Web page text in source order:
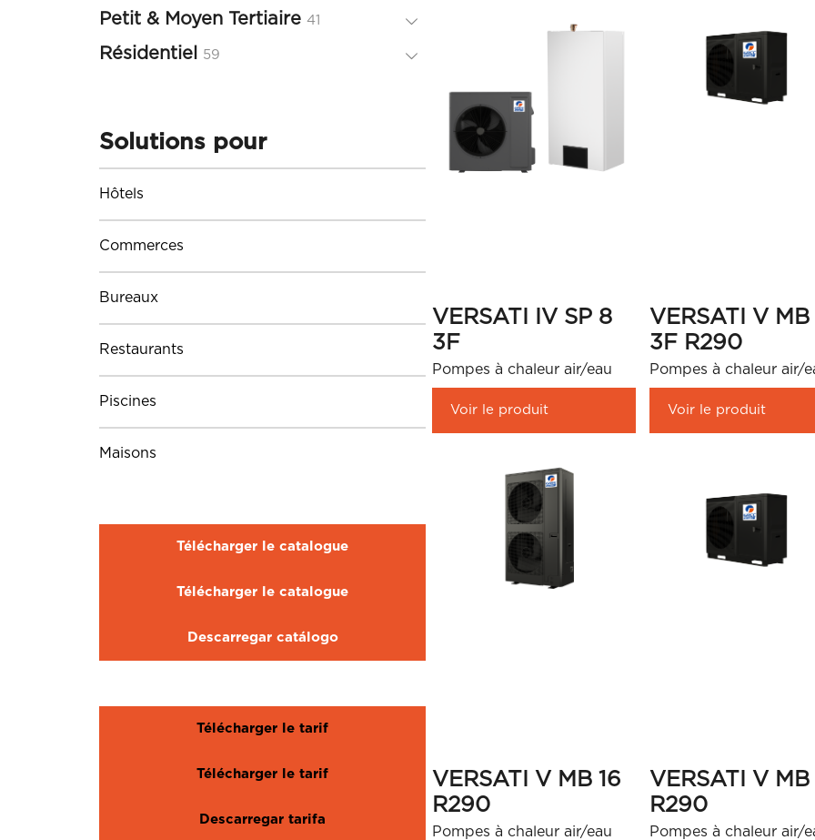
produits
Petit & Moyen Tertiaire 41
Résidentiel 59
Solutions pour
Hôtels
Commerces
Bureaux
Restaurants
Piscines
Maisons
Télécharger le catalogue
Télécharger le catalogue
Descarregar catálogo
Télécharger le tarif
Télécharger le tarif
Descarregar tarifa
VERSATI IV SP 8
3F
Pompes à chaleur air/eau
Voir le produit
VERSATI V MB
3F R290
Pompes à chaleur air/
Voir le produit
VERSATI V MB 16
R290
Pompes à chaleur air/eau
VERSATI V MB
R290
Pompes à chaleur air/